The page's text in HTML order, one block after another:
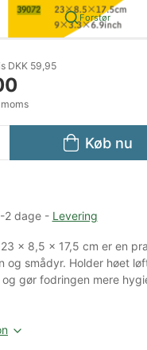
Forstør
DKK 59,95
Køb nu
2 dage- Levering
x 8,5 x 17,5 cm er en
og smådyr. Holder høet
gør fodringen mere